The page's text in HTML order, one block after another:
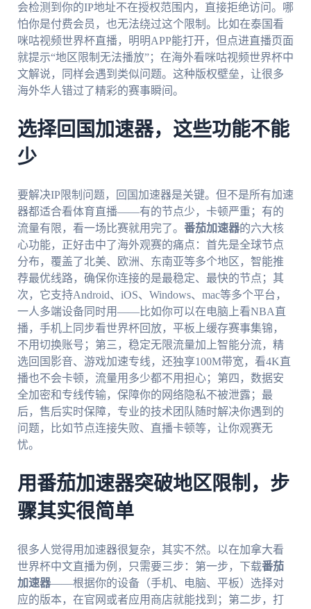
会检测到你的IP地址不在授权范围内，直接拒绝访问。哪
怕你是付费会员，也无法绕过这个限制。比如在泰国看
咪咕视频世界杯直播，明明APP能打开，但点进直播页面
就提示“地区限制无法播放”；在海外看咪咕视频世界杯中
文解说，同样会遇到类似问题。这种版权壁垒，让很多
海外华人错过了精彩的赛事瞬间。
选择回国加速器，这些功能不能
少
要解决IP限制问题，回国加速器是关键。但不是所有加速
器都适合看体育直播——有的节点少，卡顿严重；有的
流量有限，看一场比赛就用完了。 番茄加速器的六大核
心功能，正好击中了海外观赛的痛点：首先是全球节点
分布，覆盖了北美、欧洲、东南亚等多个地区，智能推
荐最优线路，确保你连接的是最稳定、最快的节点；其
次，它支持Android、iOS、Windows、mac等多个平台，
一人多端设备同时用——比如你可以在电脑上看NBA直
播，手机上同步看世界杯回放，平板上缓存赛事集锦，
不用切换账号；第三，稳定无限流量加上智能分流，精
选回国影音、游戏加速专线，还独享100M带宽，看4K直
播也不会卡顿，流量用多少都不用担心；第四，数据安
全加密和专线传输，保障你的网络隐私不被泄露；最
后，售后实时保障，专业的技术团队随时解决你遇到的
问题，比如节点连接失败、直播卡顿等，让你观赛无
忧。
用番茄加速器突破地区限制，步
骤其实很简单
很多人觉得用加速器很复杂，其实不然。以在加拿大看
世界杯中文直播为例，只需要三步：第一步，下载番茄
加速器——根据你的设备（手机、电脑、平板）选择对
应的版本，在官网或者应用商店就能找到；第二步，打